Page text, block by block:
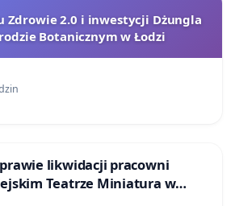
Zdrowie 2.0 i inwestycji Dżungla
Botanicznym w Łodzi
likwidacji pracowni
Teatrze Miniatura w